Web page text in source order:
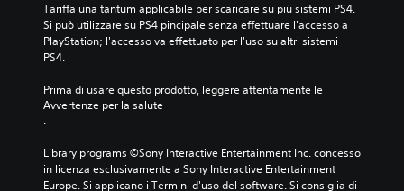
Tariffa una tantum applicabile per scaricare su più sistemi PS4.
Si può utilizzare su PS4 pincipale senza effettuare l'accesso a
PlayStation; l'accesso va effettuato per l'uso su altri sistemi
PS4.
Prima di usare questo prodotto, leggere attentamente le
Avvertenze per la salute
.
Library programs ©Sony Interactive Entertainment Inc. concesso
in licenza esclusivamente a Sony Interactive Entertainment
Europe. Si applicano i Termini d'uso del software. Si consiglia di